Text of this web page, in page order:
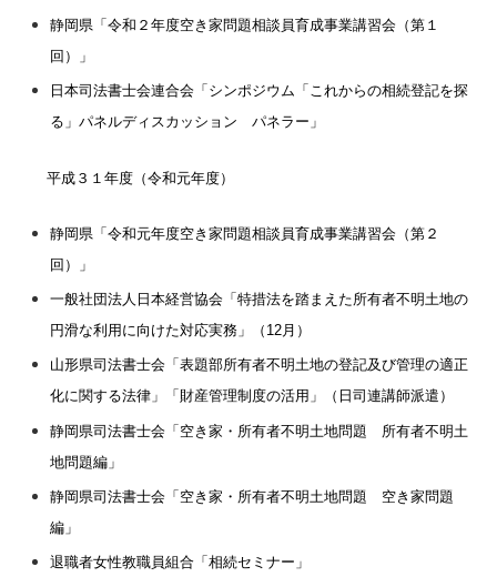
静岡県「令和２年度空き家問題相談員育成事業講習会（第１
回）」
日本司法書士会連合会「シンポジウム「これからの相続登記を探
る」パネルディスカッション パネラー」
平成３１年度（令和元年度）
静岡県「令和元年度空き家問題相談員育成事業講習会（第２
回）」
一般社団法人日本経営協会「特措法を踏まえた所有者不明土地の
円滑な利用に向けた対応実務」（12月）
山形県司法書士会「表題部所有者不明土地の登記及び管理の適正
化に関する法律」「財産管理制度の活用」（日司連講師派遣）
静岡県司法書士会「空き家・所有者不明土地問題 所有者不明土
地問題編」
静岡県司法書士会「空き家・所有者不明土地問題 空き家問題
編」
退職者女性教職員組合「相続セミナー」